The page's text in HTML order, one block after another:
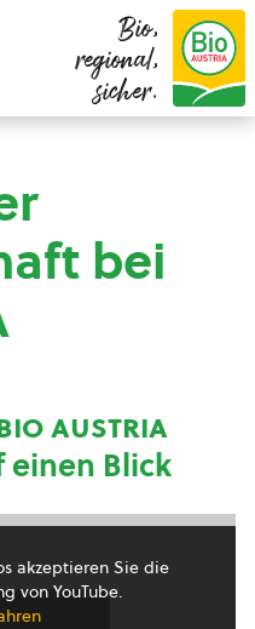
Bio,
regional,
sicher.
bei
austria
Blick
akzeptieren Sie die
von YouTube.